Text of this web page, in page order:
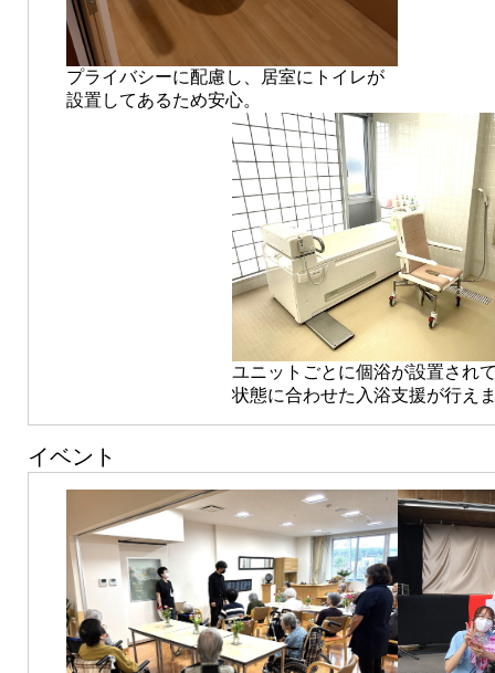
プライバシーに配慮し、居室にトイレが
設置してあるため安心。
ユニットごとに個浴が設置され
状態に合わせた入浴支援が行え
イベント